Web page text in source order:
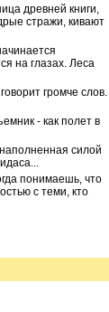
древней книги,
стражи, кивают
на глазах. Леса
громче слов.
- как полет в
силой
понимаешь, что
с теми, кто